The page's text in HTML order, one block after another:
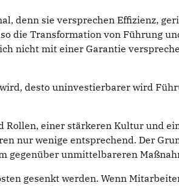
denn sie versprechen Effizienz,
die Transformation von Führung
nicht mit einer Garantie
desto uninvestierbarer wird
einer stärkeren Kultur und
nur wenige entsprechend. Der
gegenüber unmittelbareren
gesenkt werden. Wenn